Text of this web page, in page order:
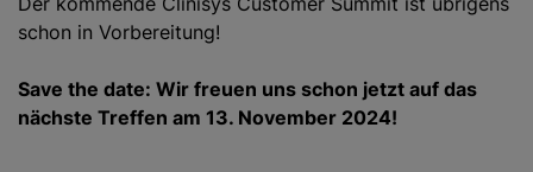
schon in Vorbereitung!
Save the date: Wir freuen uns schon jetzt auf das
nächste Treffen am 13. November 2024!